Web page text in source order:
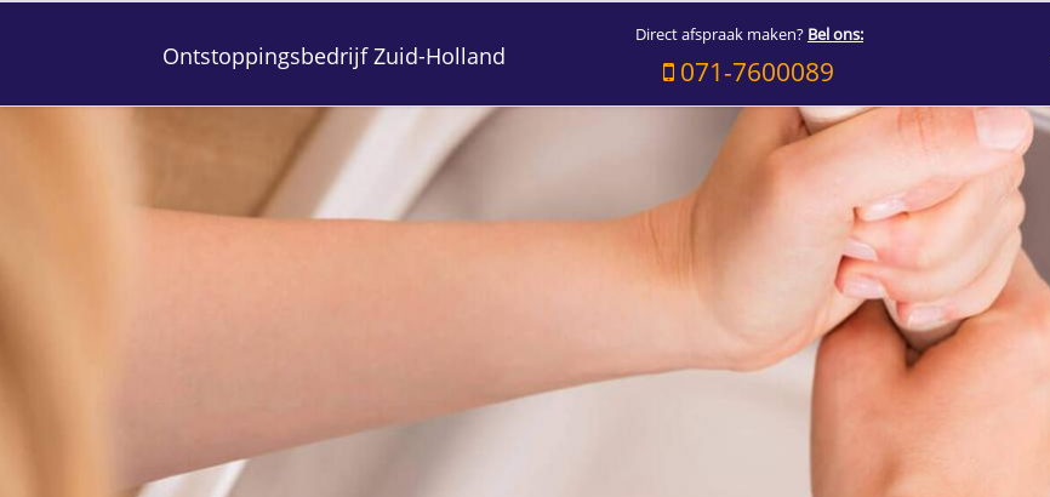
Ontstoppingsbedrijf Zuid-Holland
Direct afspraak maken? Bel ons:
071-7600089